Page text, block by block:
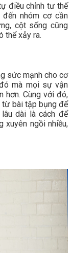
điều chỉnh tư thế
nhóm cơ cần
cột sống cũng
thể xảy ra.
sức mạnh cho cơ
mà mọi sự vận
hơn. Cùng với đó,
từ bài tập bụng để
dài là cách để
xuyên ngồi nhiều,